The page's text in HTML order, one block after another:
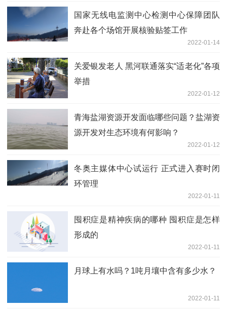
国家无线电监测中心检测中心保障团队
奔赴各个场馆开展核验贴签工作
2022-01-14
关爱银发老人 黑河联通落实“适老化”各项
举措
2022-01-12
青海盐湖资源开发面临哪些问题？盐湖资
源开发对生态环境有何影响？
2022-01-12
冬奥主媒体中心试运行 正式进入赛时闭
环管理
2022-01-11
囤积症是精神疾病的哪种 囤积症是怎样
形成的
2022-01-11
月球上有水吗？1吨月壤中含有多少水？
2022-01-11